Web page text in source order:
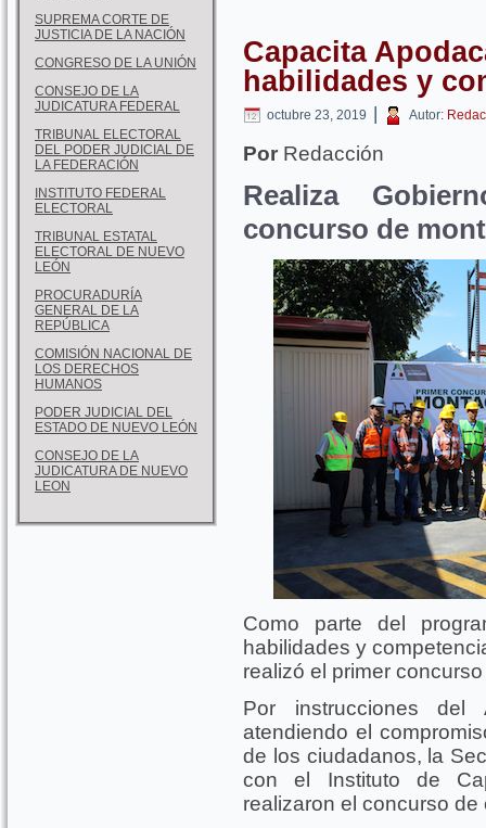
SUPREMA CORTE DE
JUSTICIA DE LA NACIÓN
CONGRESO DE LA UNIÓN
CONSEJO DE LA
JUDICATURA FEDERAL
TRIBUNAL ELECTORAL
DEL PODER JUDICIAL DE
LA FEDERACIÓN
INSTITUTO FEDERAL
ELECTORAL
TRIBUNAL ESTATAL
ELECTORAL DE NUEVO
LEÓN
PROCURADURÍA
GENERAL DE LA
REPÚBLICA
COMISIÓN NACIONAL DE
LOS DERECHOS
HUMANOS
PODER JUDICIAL DEL
ESTADO DE NUEVO LEÓN
CONSEJO DE LA
JUDICATURA DE NUEVO
LEON
Capacita
habilidades y
octubre 23, 2019 | Autor:
Por Redacción
Realiza
concurso de
Como parte del
habilidades y
realizó el primer
Por instrucciones del
atendiendo el
de los ciudadanos, la
con el Instituto de
realizaron el concurso